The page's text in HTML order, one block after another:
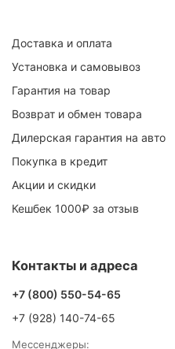
Доставка и оплата
Установка и самовывоз
Гарантия на товар
Возврат и обмен товара
Дилерская гарантия на авто
Покупка в кредит
Акции и скидки
Кешбек 1000₽ за отзыв
Контакты и адреса
+7 (800) 550-54-65
+7 (928) 140-74-65
Мессенджеры: